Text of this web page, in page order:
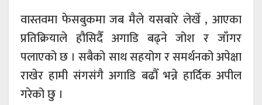
वास्तवमा फेसबुकमा जब मैले यसबारे लेखेँ , आएका
प्रतिक्रियाले हौसिदैँ अगाडि बढ्ने जोश र जाँगर
पलाएको छ । सबैको साथ सहयोग र समर्थनको अपेक्षा
राखेर हामी संगसंगै अगाडि बढौँ भन्ने हार्दिक अपील
गरेको छु ।